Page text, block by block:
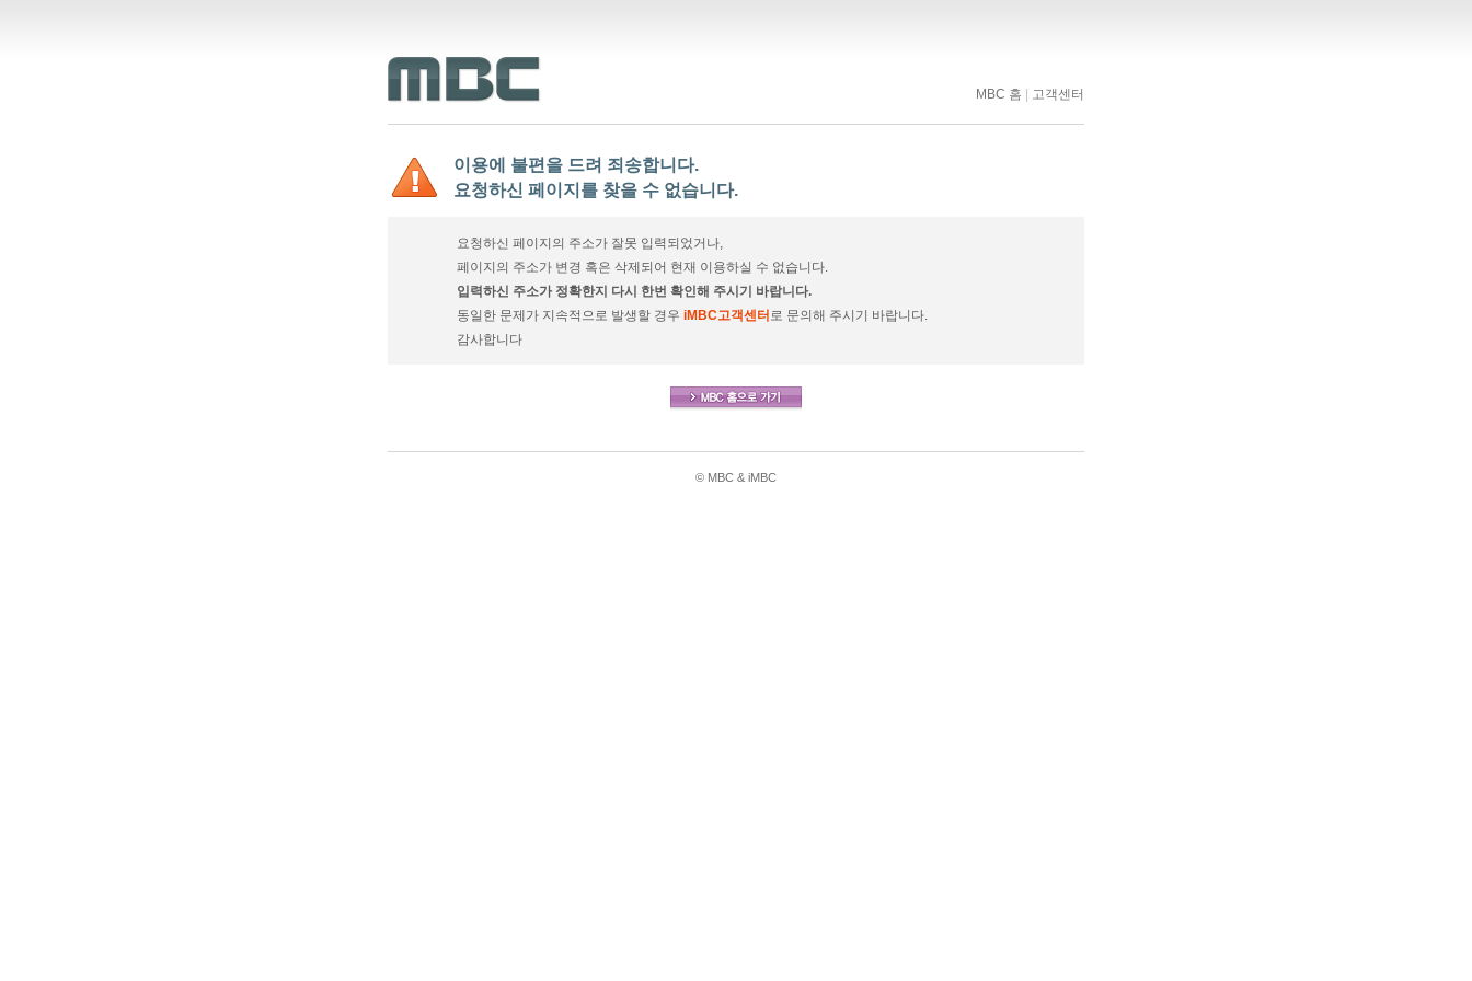
MBC 홈 고객센터
이용에 불편을 드려 죄송합니다.
요청하신 페이지를 찾을 수 없습니다.
요청하신 페이지의 주소가 잘못 입력되었거나,
페이지의 주소가 변경 혹은 삭제되어 현재 이용하실 수 없습니다.
입력하신 주소가 정확한지 다시 한번 확인해 주시기 바랍니다.
동일한 문제가 지속적으로 발생할 경우 iMBC고객센터 로 문의해 주시기 바랍니다.
감사합니다
© MBC & iMBC